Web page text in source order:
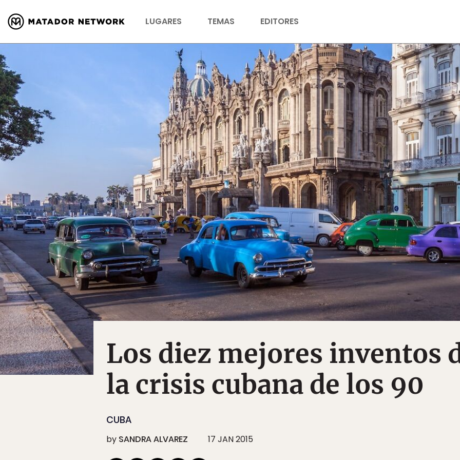
LUGARES TEMAS EDITORES
Los diez mejores inventos
la crisis cubana de los 90
CUBA
by SANDRA ALVAREZ 17 JAN 2015